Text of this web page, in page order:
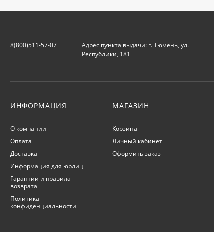
8(800)511-57-07
Адрес пункта выдачи: г. Тюмень, ул.
Республики, 181
ИНФОРМАЦИЯ
О компании
Оплата
Доставка
Информация для юрлиц
Гарантии и правила
возврата
Политика
конфиденциальности
МАГАЗИН
Корзина
Личный кабинет
Оформить заказ